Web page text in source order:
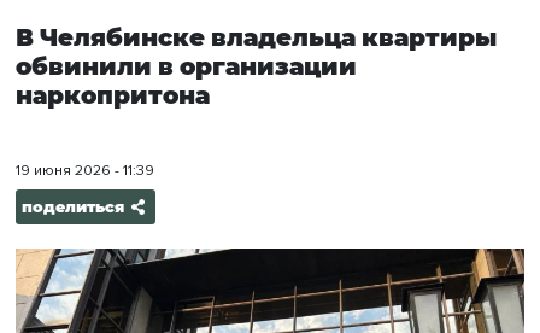
В Челябинске владельца квартиры
обвинили в организации
наркопритона
19 июня 2026 - 11:39
поделиться